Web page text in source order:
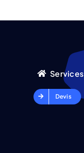
Services
Devis